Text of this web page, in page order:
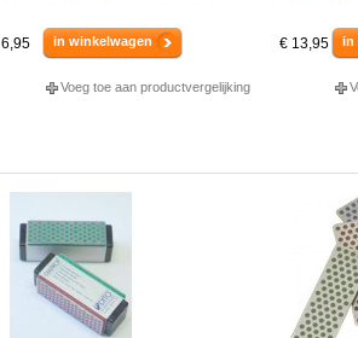
in winkelwagen
Voeg toe aan productvergelijking
€ 13,95 in